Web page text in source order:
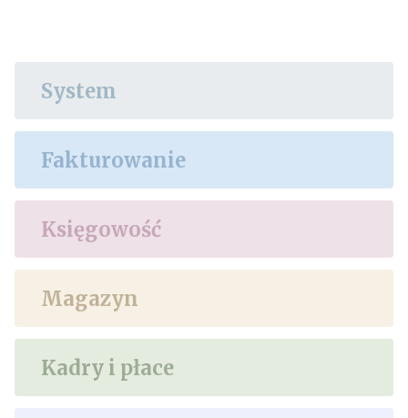
System
Fakturowanie
Księgowość
Magazyn
Kadry i płace